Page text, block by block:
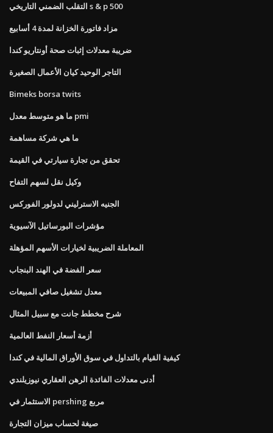
التقلب الضمني التاريخي s & p 500
مزاد فاتورة الخزانة لمدة 4 أسابيع
ضريبة معدلات إثبات صحة أونتاريو كندا
التاجر الوحيد كيان الأعمال الصغيرة
Bimeks borsa twits
ما هو متوسط ​​معدل pmi
ما هي شركة مساهمة
تحقق من تجارة سيارتي في القيمة
وكيل نقل لسهم التفاح
الجنيه الاسترليني لدولور الفوركس
مؤشرات البورساتيل الآسيوية
المعاملة الضريبية لخيارات الأسهم المؤهلة
سعر الفضة في الهند البنجاب
معدل تشغيل صافي المبيعات
شرح مخطط جانت مع سبيل المثال
أزمة أسعار النفط العالمية
كيفية القيام بالتداول في سوق الأوراق المالية في كندا
أدنى معدلات الفائدة الرهن العقاري نيوزيلندي
الاستثمار في pershing مربع
صيغة لحساب ميزان التجارة